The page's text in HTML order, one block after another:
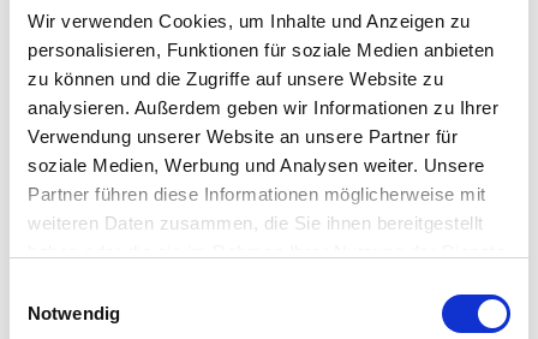
Wir verwenden Cookies, um Inhalte und Anzeigen zu
personalisieren, Funktionen für soziale Medien anbieten
zu können und die Zugriffe auf unsere Website zu
analysieren. Außerdem geben wir Informationen zu Ihrer
Verwendung unserer Website an unsere Partner für
soziale Medien, Werbung und Analysen weiter. Unsere
Partner führen diese Informationen möglicherweise mit
weiteren Daten zusammen, die Sie ihnen bereitgestellt
Notwendig